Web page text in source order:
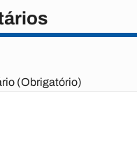
(Obrigatório)